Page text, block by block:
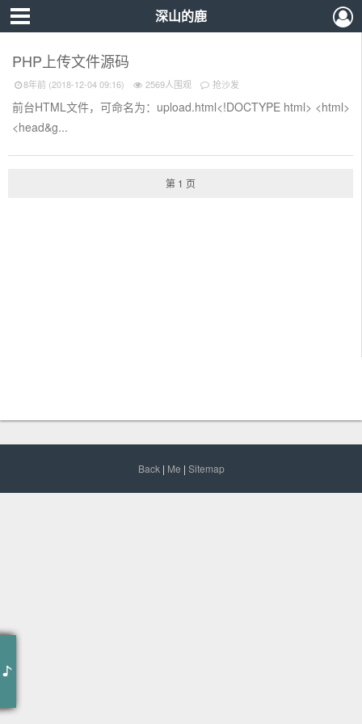
深山的鹿
PHP上传文件源码
8年前 (2018-12-04 09:16) 2569人围观 抢沙发
前台HTML文件，可命名为：upload.html<!DOCTYPE html> <html>
<head&g...
第 1 页
Back| Me | Sitemap